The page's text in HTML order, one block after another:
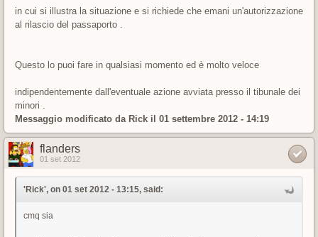
in cui si illustra la situazione e si richiede che emani un'autorizzazione
al rilascio del passaporto .
Questo lo puoi fare in qualsiasi momento ed è molto veloce
indipendentemente dall'eventuale azione avviata presso il tibunale dei
minori .
Messaggio modificato da Rick il 01 settembre 2012 - 14:19
flanders
01 set 2012
'Rick', on 01 set 2012 - 13:15, said:
cmq sia